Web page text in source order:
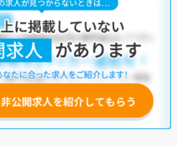
士求人では以下のような条件が人気です。
め・託児所・育児補助あり・
ビリ・ 保育園
ございますので、「こだわり条件」から検索
い合わせください。
検索いただくことも可能です。
お申し込みいただくと、ご希望条件をヒアリン
たします。